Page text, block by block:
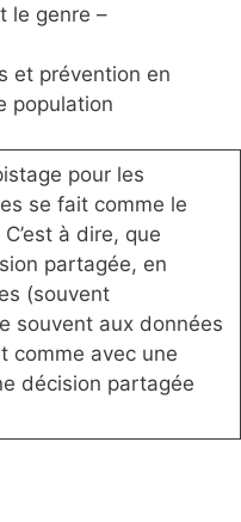
le genre –
et prévention en
population
pour les
se fait comme le
à dire, que
partagée, en
(souvent
souvent aux données
comme avec une
décision partagée